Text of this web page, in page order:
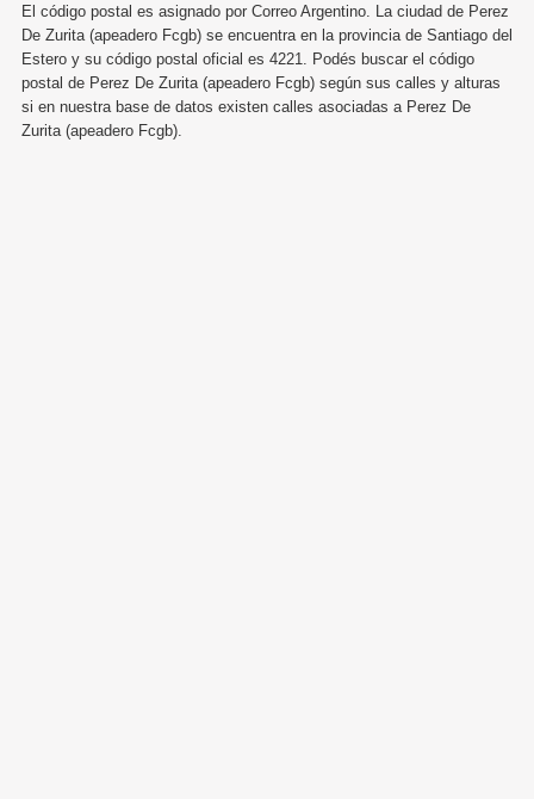
El código postal es asignado por Correo Argentino. La ciudad de Perez
De Zurita (apeadero Fcgb) se encuentra en la provincia de Santiago del
Estero y su código postal oficial es 4221. Podés buscar el código
postal de Perez De Zurita (apeadero Fcgb) según sus calles y alturas
si en nuestra base de datos existen calles asociadas a Perez De
Zurita (apeadero Fcgb).